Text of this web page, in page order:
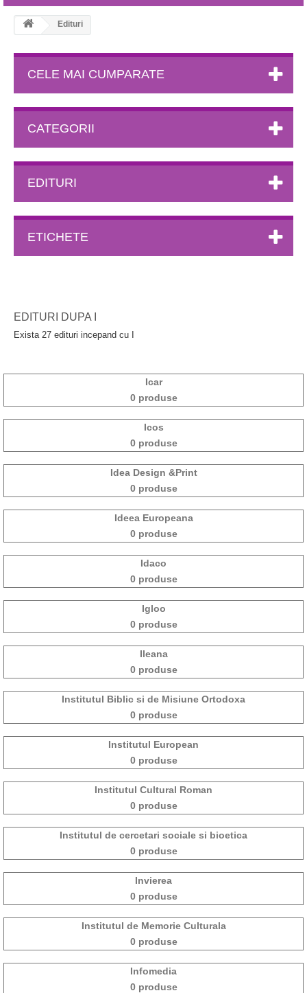
Edituri
CELE MAI CUMPARATE
CATEGORII
EDITURI
ETICHETE
EDITURI DUPA I
Exista 27 edituri incepand cu I
Icar
0 produse
Icos
0 produse
Idea Design &Print
0 produse
Ideea Europeana
0 produse
Idaco
0 produse
Igloo
0 produse
Ileana
0 produse
Institutul Biblic si de Misiune Ortodoxa
0 produse
Institutul European
0 produse
Institutul Cultural Roman
0 produse
Institutul de cercetari sociale si bioetica
0 produse
Invierea
0 produse
Institutul de Memorie Culturala
0 produse
Infomedia
0 produse